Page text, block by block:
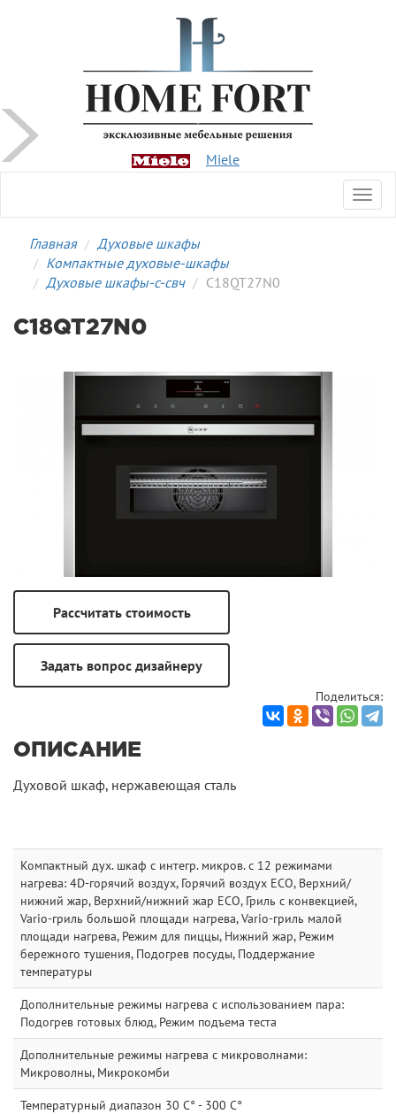
Miele
Главная
Духовые шкафы
Компактные духовые-шкафы
Духовые шкафы-с-свч
C18QT27N0
C18QT27N0
Поделиться:
ОПИСАНИЕ
Духовой шкаф, нержавеющая сталь
Компактный дух. шкаф с интегр. микров. с 12 режимами
нагрева: 4D-горячий воздух, Горячий воздух ECO, Верхний/
нижний жар, Верхний/нижний жар ECO, Гриль с конвекцией,
Vario-гриль большой площади нагрева, Vario-гриль малой
площади нагрева, Режим для пиццы, Нижний жар, Режим
бережного тушения, Подогрев посуды, Поддержание
температуры
Дополнительные режимы нагрева с использованием пара:
Подогрев готовых блюд, Режим подъема теста
Дополнительные режимы нагрева с микроволнами:
Микроволны, Микрокомби
Температурный диапазон 30 C° - 300 C°